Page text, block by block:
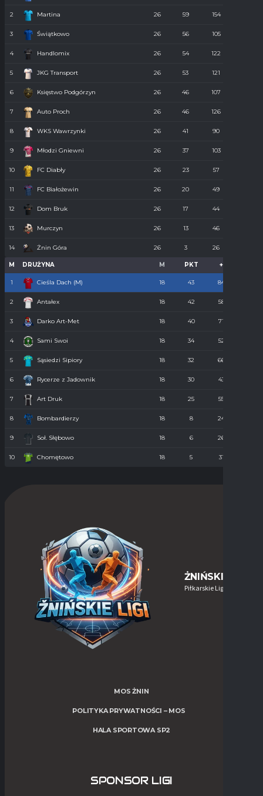
2 Martina 26 59 154
3 Świątkowo 26 56 105
4 Handlomix 26 54 122
5 JKG Transport 26 53 121
6 Księstwo Podgórzyn 26 46 107
7 Auto Proch 26 46 126
8 WKS Wawrzynki 26 41 90
9 Młodzi Gniewni 26 37 103
10 FC Diabły 26 23 57
11 FC Białożewin 26 20 49
12 Dom Bruk 26 17 44
13 Murczyn 26 13 46
14 Żnin Góra 26 3 26
M DRUŻYNA M PKT +
1 Cieśla Dach (M) 18 43 84
2 Antałex 18 42 58
3 Darko Art-Met 18 40 71
4 Sami Swoi 18 34 52
5 Sąsiedzi Sipiory 18 32 66
6 Rycerze z Jadownik 18 30 43
7 Art Druk 18 25 55
8 Bombardierzy 18 8 24
9 Soł. Słębowo 18 6 26
10 Chomętowo 18 5 31
ŻNIŃSKIE-LIGI
Piłkarskie Ligi w Żninie
MOS ŻNIN
POLITYKA PRYWATNOŚCI – MOS
HALA SPORTOWA SP2
SPONSOR LIGI